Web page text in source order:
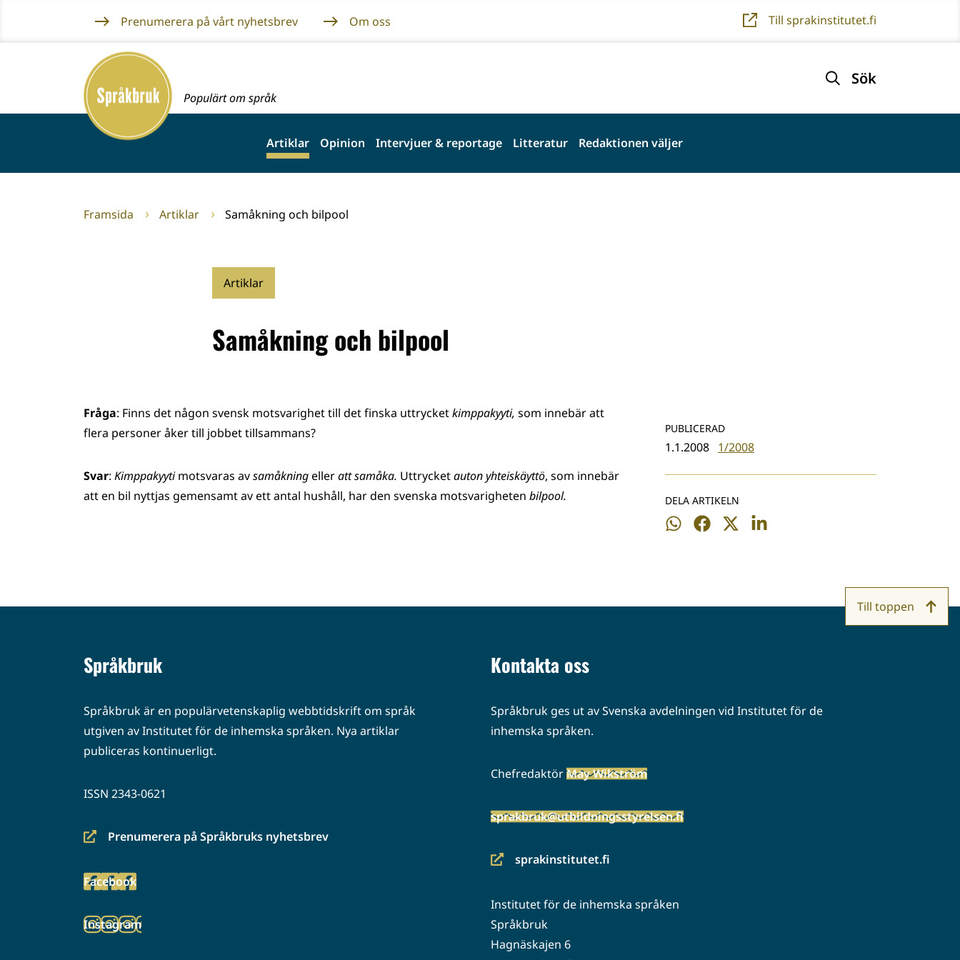
innehållet
Prenumerera på vårt nyhetsbrev Om oss Till sprakinstitutet.fi
Framsida
Populärt om språk
Sök
Artiklar Opinion Intervjuer & reportage Litteratur Redaktionen väljer
Framsida Artiklar Samåkning och bilpool
Artiklar
Samåkning och bilpool
PUBLICERAD
1.1.2008 1/2008
DELA ARTIKELN
Dela
Dela
Dela
Dela
Fråga: Finns det någon svensk motsvarighet till det finska uttrycketkimppakyyti, som innebär att
flera personer åker till jobbet tillsammans?
Svar: Kimppakyytimotsvaras avsamåkningelleratt samåka. Uttrycketauton yhteiskäyttö, som innebär
att en bil nyttjas gemensamt av ett antal hushåll, har den svenska motsvarigheten bilpool.
Språkbruk
Språkbruk är en populärvetenskaplig webbtidskrift om språk
utgiven av Institutet för de inhemska språken. Nya artiklar
publiceras kontinuerligt.
ISSN 2343-0621
Prenumerera på Språkbruks nyhetsbrev
(siirryt
palveluun)
Facebook
(siirryt
palveluun)
Instagram
(siirryt
Kontakta oss
Språkbruk ges ut av Svenska avdelningen vid Institutet för de
inhemska språken.
ChefredaktörMay Wikström
sprakbruk@utbildningsstyrelsen.fi
sprakinstitutet.fi
(siirryt
palveluun)
Institutet för de inhemska språken
Språkbruk
Hagnäskajen 6
Till toppen